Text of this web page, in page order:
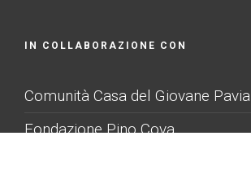
IN COLLABORAZIONE CON
Comunità Casa del Giovane Pavia
Fondazione Pino Cova